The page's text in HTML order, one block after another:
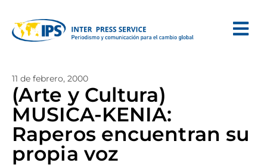
11 de febrero, 2000
(Arte y Cultura)
MUSICA-KENIA:
Raperos encuentran su
propia voz